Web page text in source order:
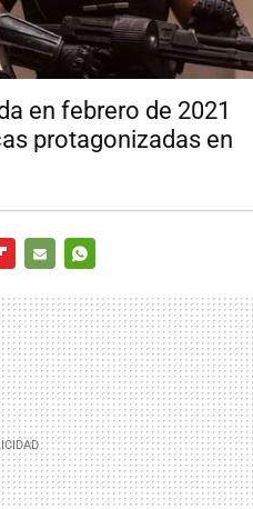
en febrero de 2021
protagonizadas en
MAIL